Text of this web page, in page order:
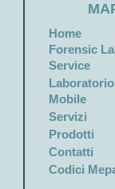
Home
Forensic
Service
Laboratorio
Mobile
Servizi
Prodotti
Contatti
Codici